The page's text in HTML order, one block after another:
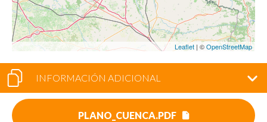
Leaflet | ©OpenStreetMap
INFORMACIÓN ADICIONAL
PLANO_CUENCA.PDF